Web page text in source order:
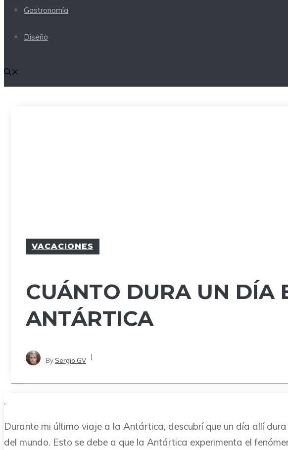
Gastronomía
Diseño
VACACIONES
CUÁNTO DURA UN DÍA
ANTÁRTICA
BySergio GV
.
Durante mi último viaje a la Antártica, descubrí que un día allí
del mundo. Esto se debe a que la Antártica experimenta el